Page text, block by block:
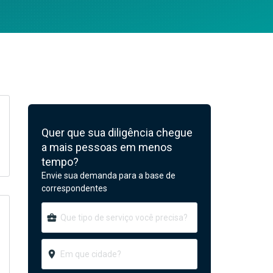
Quer que sua diligência chegue
a mais pessoas em menos
tempo?
Envie sua demanda para a base de
correspondentes
business_center
room